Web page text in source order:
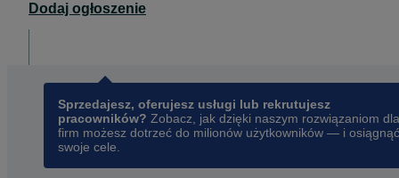
Dodaj ogłoszenie
Sprzedajesz, oferujesz usługi lub rekrutujesz
pracowników? Zobacz, jak dzięki naszym rozwiązaniom dla
firm możesz dotrzeć do milionów użytkowników — i osiągnąć
swoje cele.